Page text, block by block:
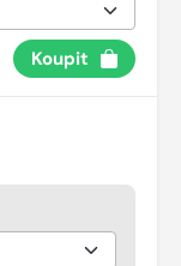
Koupit